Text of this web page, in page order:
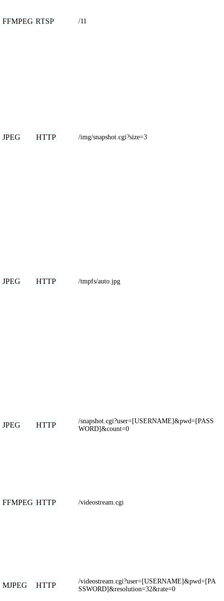
FFMPEG RTSP /11
JPEG HTTP /img/snapshot.cgi?size=3
JPEG HTTP /tmpfs/auto.jpg
JPEG HTTP
/snapshot.cgi?user=[USERNAME]&pwd=[PASS
WORD]&count=0
FFMPEG HTTP /videostream.cgi
MJPEG HTTP
/videostream.cgi?user=[USERNAME]&pwd=[PA
SSWORD]&resolution=32&rate=0